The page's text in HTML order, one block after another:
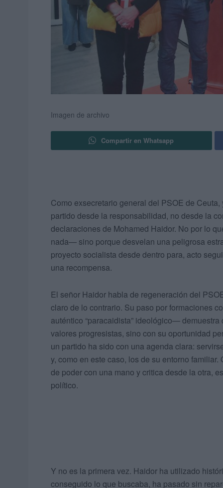
Imagen de archivo
Compartir en Whatsapp
Como exsecretario general del PSOE de
partido desde la responsabilidad, no desde la
declaraciones de Mohamed Haidor. No por lo
nada— sino porque desvelan una peligrosa
proyecto socialista desde dentro para, acto
una recompensa.
El señor Haidor habla de regeneración del
claro de lo contrario. Su paso por formaciones
auténtico “paracaidista” ideológico—
valores progresistas, sino con su oportunidad
un partido ha sido con una agenda clara:
y, como en este caso, los de su entorno
de poder con una mano y critica desde la otra,
político.
Y no es la primera vez. Haidor ha utilizado
conseguido lo que buscaba, ha pasado sin